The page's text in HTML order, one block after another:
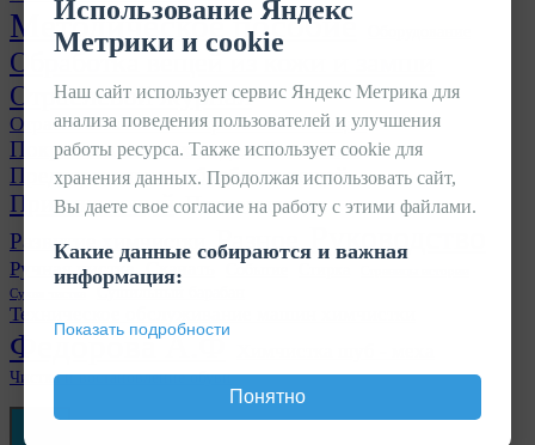
Методическое пособие
Обработка вещей из кожи и замши
Отраслевой журнал
Отрасль химчисток и прачечных в лицах
Покраска кожаных изделий Прачечная
Предварительная обработка вещей
Приемка вещей Пятновыводка
Развитие химчистки
Разное
Ручная чистка Событие
Сухая чистка
Сушильный барабан
Техническое обслуживание машин химчистки
Федорова А.Ф
Чистка и востановление обуви
Использование Яндекс
Метрики и cookie
Наш сайт использует сервис Яндекс Метрика для
анализа поведения пользователей и улучшения
работы ресурса. Также использует cookie для
хранения данных. Продолжая использовать сайт,
Вы даете свое согласие на работу с этими файлами.
Какие данные собираются и важная
информация:
Показать подробности
Понятно